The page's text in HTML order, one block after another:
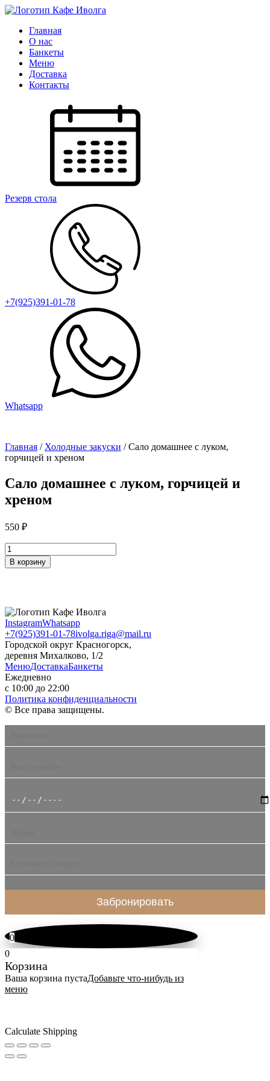
Главная
О нас
Банкеты
Меню
Доставка
Контакты
Резерв стола
+7(925)391-01-78
Whatsapp
Главная / Холодные закуски / Сало домашнее с луком,
горчицей и хреном
Сало домашнее с луком, горчицей и
хреном
550 ₽
Количество
Сало
домашнее
и
хреном
В корзину
InstagramWhatsapp
+7(925)391-01-78ivolga.riga@mail.ru
Городской округ Красногорск,
деревня Михалково, 1/2
МенюДоставкаБанкеты
Ежедневно
с 10:00 до 22:00
Политика конфиденциальности
© Все права защищены.
0
0
Корзина
Ваша корзина пустаДобавьте что-нибудь из
меню
Calculate Shipping